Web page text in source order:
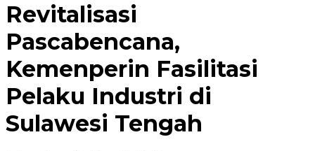
Revitalisasi
Pascabencana,
Kemenperin Fasilitasi
Pelaku Industri di
Sulawesi Tengah